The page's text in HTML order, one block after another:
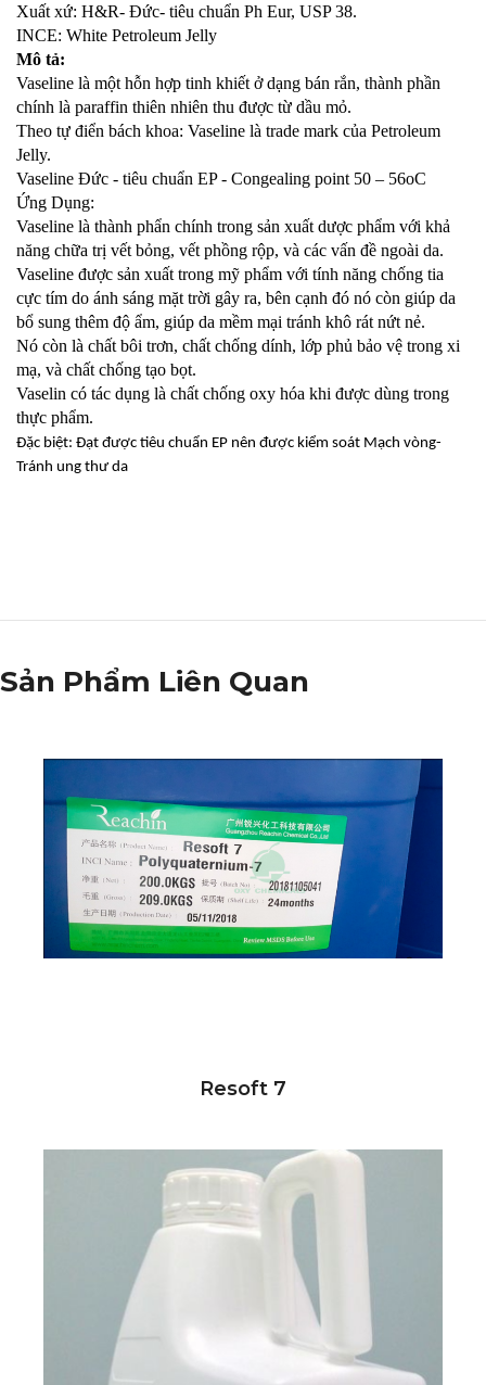
Xuất xứ: H&R- Đức- tiêu chuẩn Ph Eur, USP 38.
INCE: White Petroleum Jelly
Mô tả:
Vaseline là một hỗn hợp tinh khiết ở dạng bán rắn, thành phần
chính là paraffin thiên nhiên thu được từ dầu mỏ.
Theo tự điển bách khoa: Vaseline là trade mark của Petroleum
Jelly.
Vaseline Đức - tiêu chuẩn EP - Congealing point 50 – 56oC
Ứng Dụng:
Vaseline là thành phẩn chính trong sản xuất dược phẩm với khả
năng chữa trị vết bỏng, vết phồng rộp, và các vấn đề ngoài da.
Vaseline được sản xuất trong mỹ phẩm với tính năng chống tia
cực tím do ánh sáng mặt trời gây ra, bên cạnh đó nó còn giúp da
bổ sung thêm độ ẩm, giúp da mềm mại tránh khô rát nứt nẻ.
Nó còn là chất bôi trơn, chất chống dính, lớp phủ bảo vệ trong xi
mạ, và chất chống tạo bọt.
Vaselin có tác dụng là chất chống oxy hóa khi được dùng trong
thực phẩm.
Đặc biệt: Đạt được tiêu chuẩn EP nên được kiểm soát Mạch vòng-
Tránh ung thư da
Sản Phẩm Liên Quan
Resoft 7